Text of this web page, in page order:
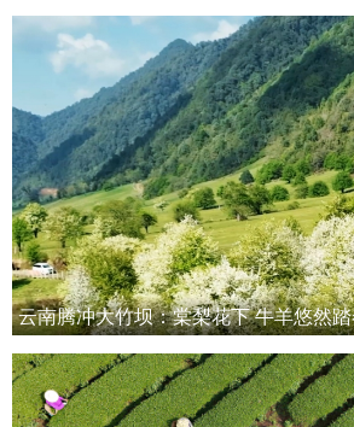
云南腾冲大竹坝：棠梨花下 牛羊悠然